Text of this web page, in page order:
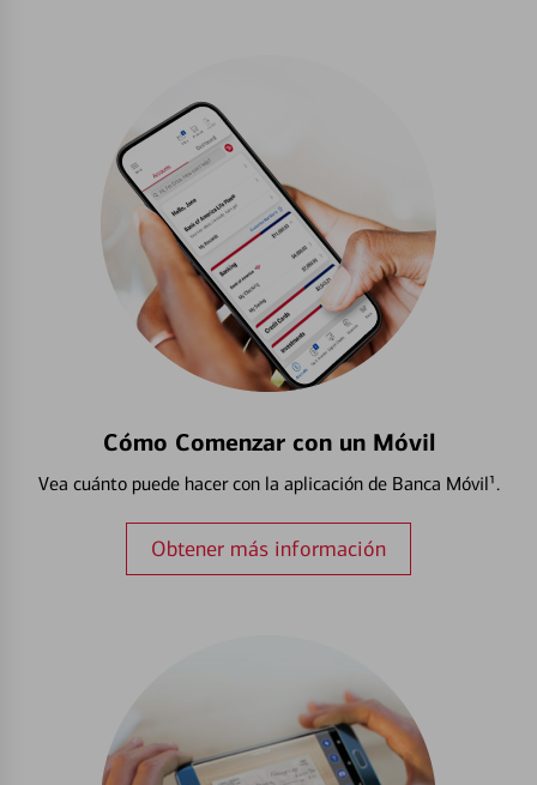
Cómo Comenzar con un Móvil
Vea cuánto puede hacer con la aplicación de Banca Móvil¹.
Obtener más información